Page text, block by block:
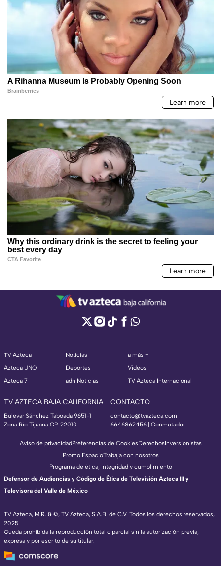
TV Azteca
Azteca UNO
Azteca 7
Noticias
Deportes
adn Noticias
a más +
Videos
TV Azteca Internacional
TV AZTECA BAJA CALIFORNIA
Bulevar Sánchez Taboada 9651-1
Zona Río Tijuana CP. 22010
CONTACTO
contacto@tvazteca.com
6646862456 | Conmutador
TV Azteca, M.R. & ©, TV Azteca, S.A.B. de C.V. Todos los derechos reservados,
2025.
Queda prohibida la reproducción total o parcial sin la autorización previa,
expresa y por escrito de su titular.
Aviso de privacidadPreferencias de CookiesDerechosInversionistas
Promo EspacioTrabaja con nosotros
Programa de ética, integridad y cumplimiento
Defensor de Audiencias y Código de Ética de Televisión Azteca III y
Televisora del Valle de México